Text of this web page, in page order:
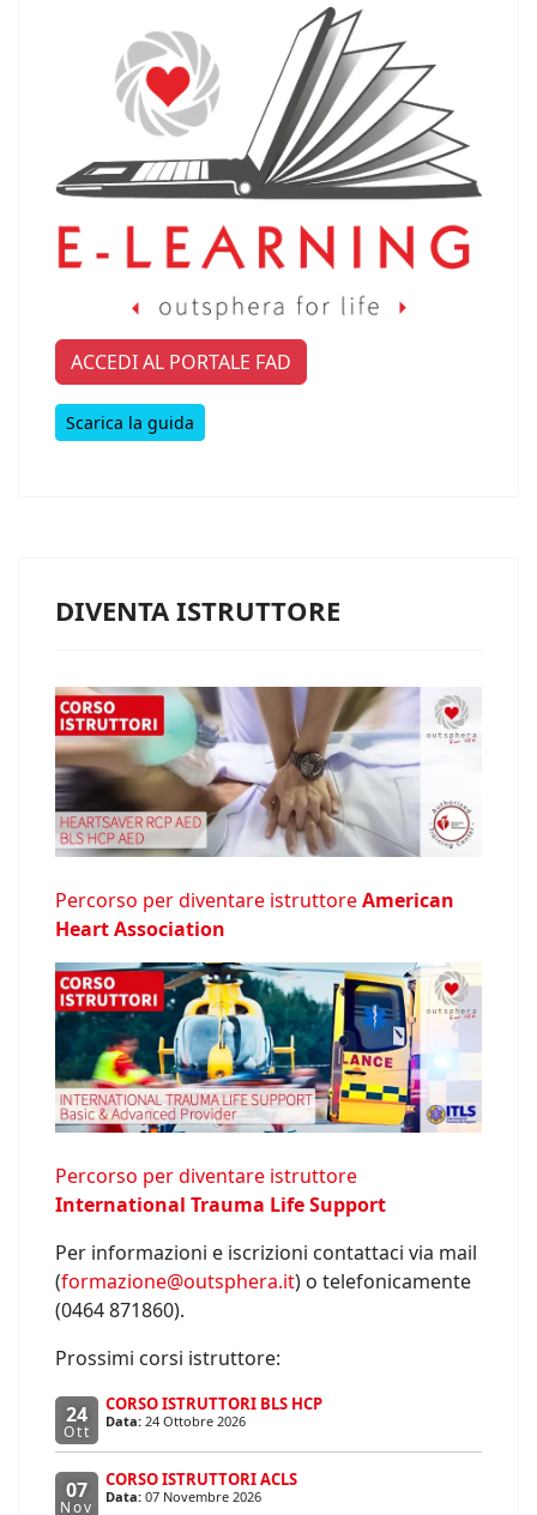
ACCEDI AL PORTALE FAD
Scarica la guida
DIVENTA ISTRUTTORE
Percorso per diventare istruttoreAmerican
Heart Association
Percorso per diventare istruttore
International Trauma Life Support
Per informazioni e iscrizioni contattaci via mail
(formazione@outsphera.it) o telefonicamente
(0464 871860).
Prossimi corsi istruttore:
24
Ott
CORSO ISTRUTTORI BLS HCP
Data: 24 Ottobre 2026
07
Nov
CORSO ISTRUTTORI ACLS
Data: 07 Novembre 2026